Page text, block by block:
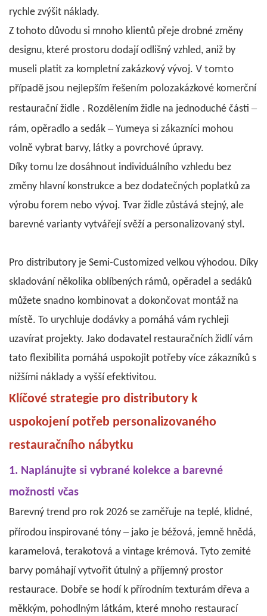
rychle zvýšit náklady.
Z tohoto důvodu si mnoho klientů přeje drobné změny
designu, které prostoru dodají odlišný vzhled, aniž by
museli platit za kompletní zakázkový vývoj. V tomto
případě jsou nejlepším řešením polozakázkové komerční
restaurační židle . Rozdělením židle na jednoduché části –
rám, opěradlo a sedák – Yumeya si zákazníci mohou
volně vybrat barvy, látky a povrchové úpravy.
Díky tomu lze dosáhnout individuálního vzhledu bez
změny hlavní konstrukce a bez dodatečných poplatků za
výrobu forem nebo vývoj. Tvar židle zůstává stejný, ale
barevné varianty vytvářejí svěží a personalizovaný styl.
Pro distributory je Semi-Customized velkou výhodou. Díky
skladování několika oblíbených rámů, opěradel a sedáků
můžete snadno kombinovat a dokončovat montáž na
místě. To urychluje dodávky a pomáhá vám rychleji
uzavírat projekty. Jako dodavatel restauračních židlí vám
tato flexibilita pomáhá uspokojit potřeby více zákazníků s
nižšími náklady a vyšší efektivitou.
Klíčové strategie pro distributory k
uspokojení potřeb personalizovaného
restauračního nábytku
1. Naplánujte si vybrané kolekce a barevné
možnosti včas
Barevný trend pro rok 2026 se zaměřuje na teplé, klidné,
přírodou inspirované tóny – jako je béžová, jemně hnědá,
karamelová, terakotová a vintage krémová. Tyto zemité
barvy pomáhají vytvořit útulný a příjemný prostor
restaurace. Dobře se hodí k přírodním texturám dřeva a
měkkým, pohodlným látkám, které mnoho restaurací